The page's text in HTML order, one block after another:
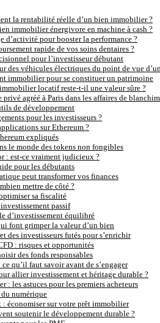
la rentabilité réelle d’un bien immobilier ?
immobilier énergivore en machine à cash ?
d’activité pour booster la performance ?
rapide de vos soins dentaires ?
pour l’investisseur débutant
des véhicules électriques du point de vue
immobilier pour se constituer un patrimoine
locatif reste-t-il une valeur sûre ?
agréé à Paris dans les affaires de
de développement
pour les investisseurs ?
sur Ethereum ?
expliqués
le monde des tokens non fongibles
: est-ce vraiment judicieux ?
pour les débutants
peut transformer vos finances
mettre de côté ?
sa fiscalité
passif
d’investissement équilibré
font grimper la valeur d’un bien
des investisseurs futés pour s’enrichir
: risques et opportunités
des fonds responsables
qu’il faut savoir avant de s’engager
allier investissement et héritage durable ?
: les astuces pour les premiers acheteurs
du numérique
: économiser sur votre prêt immobilier
soutenir le développement durable ?